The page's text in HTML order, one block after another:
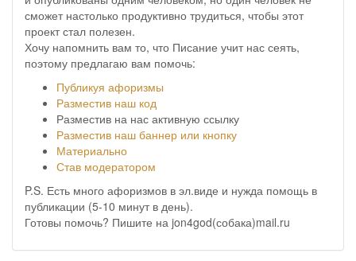
сможет настолько продуктивно трудиться, чтобы этот
проект стал полезен.
Хочу напомнить вам то, что Писание учит нас сеять,
поэтому предлагаю вам помочь:
Публикуя афоризмы
Разместив наш код
Разместив на нас активную ссылку
Разместив наш баннер или кнопку
Материально
Став модератором
P.S. Есть много афоризмов в эл.виде и нужда помощь в
публикации (5-10 минут в день).
Готовы помочь? Пишите на jon4god(собака)mail.ru